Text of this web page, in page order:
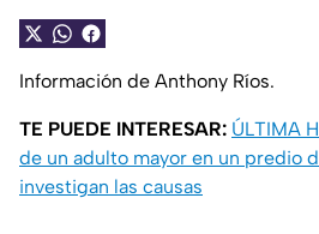
Información de Anthony Ríos.
TE PUEDE INTERESAR: ÚLTIMA
de un adulto mayor en un predio
investigan las causas